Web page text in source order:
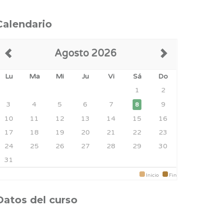
Agosto 2026
Lu Ma Mi Ju Vi Sá
Do
1
2
3
4 5 6 7 8
9
10
11 12 13 14 15
16
17
18 19 20 21 22
23
24
25 26 27 28 29
30
31
Inicio Fin
del curso